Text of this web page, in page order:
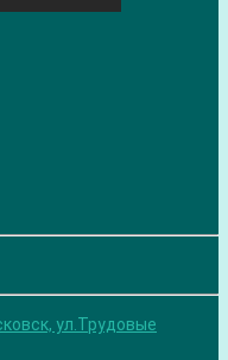
ул.Трудовые